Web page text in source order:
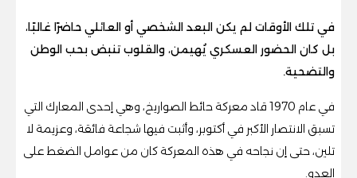
في تلك الأوقات لم يكن البعد الشخصي أو العائلي حاضرًا غالبًا،
بل كان الحضور العسكري يُهيمن، والقلوب تنبض بحب الوطن
والتضحية.
في عام 1970 قاد معركة حائط الصواريخ، وهي إحدى المعارك التي
تسبق الانتصار الأكبر في أكتوبر، وأثبت فيها شجاعة فائقة، وعزيمة لا
تلين، حتى إن نجاحه في هذه المعركة كان من عوامل الضغط على
العدو.